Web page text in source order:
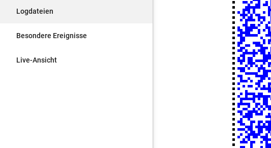
Logdateien
Besondere Ereignisse
Live-Ansicht